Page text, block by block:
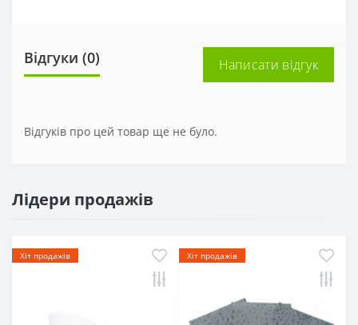
Відгуки (0) Написати відгук
Відгуків про цей товар ще не було.
Лідери продажів
Хіт продажів Хіт продажів